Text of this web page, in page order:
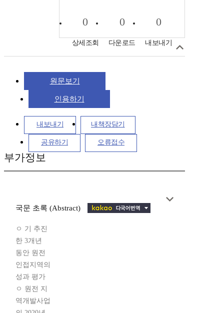
0
상세조회
0
다운로드
0
내보내기
원문보기
인용하기
내보내기 내책장담기
공유하기 오류접수
부가정보
국문 초록 (Abstract)
ㅇ 기 추진
한 3개년
동안 원전
인접지역의
성과 평가
ㅇ 원전 지
역개발사업